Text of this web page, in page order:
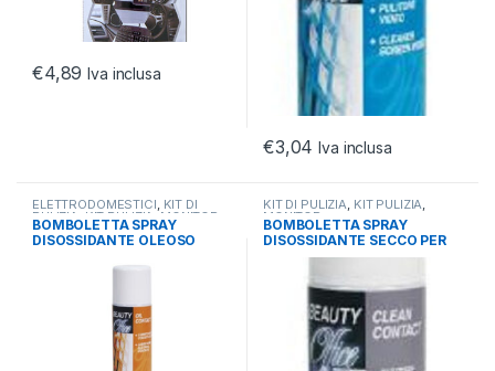
€4,89 Iva inclusa
€3,04 Iva inclusa
ELETTRODOMESTICI, KIT DI
PULIZIA, KIT PULIZIA, MONITOR
PULIZIA
BOMBOLETTA SPRAY
DISOSSIDANTE OLEOSO
KIT DI PULIZIA, KIT PULIZIA,
MONITOR
BOMBOLETTA SPRAY
DISOSSIDANTE SECCO PER
CONTATTI 200ML